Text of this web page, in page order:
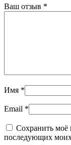
Ваш отзыв *
Имя *
Email *
Сохранить моё
последующих